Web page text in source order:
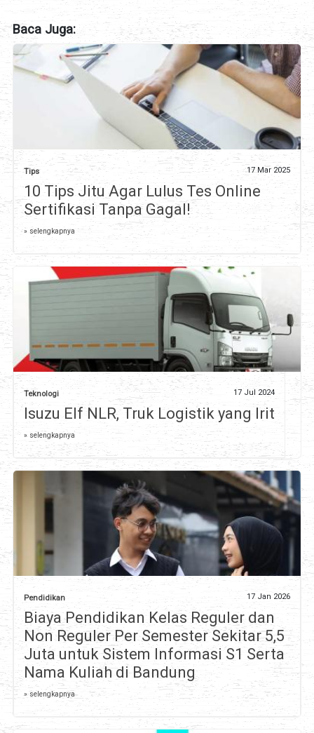
Baca Juga:
Tips 17 Mar 2025
10 Tips Jitu Agar Lulus Tes Online
Sertifikasi Tanpa Gagal!
» selengkapnya
Teknologi 17 Jul 2024
Isuzu Elf NLR, Truk Logistik yang Irit
» selengkapnya
Pendidikan 17 Jan 2026
Biaya Pendidikan Kelas Reguler dan
Non Reguler Per Semester Sekitar 5,5
Juta untuk Sistem Informasi S1 Serta
Nama Kuliah di Bandung
» selengkapnya